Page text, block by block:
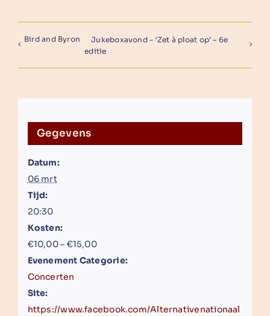
Bird and Byron
Jukeboxavond – ‘Zet à ploat op’ – 6e
editie
Gegevens
Datum:
06 mrt
Tijd:
20:30
Kosten:
€10,00 – €15,00
Evenement Categorie:
Concerten
Site:
https://www.facebook.com/Alternativenationaal